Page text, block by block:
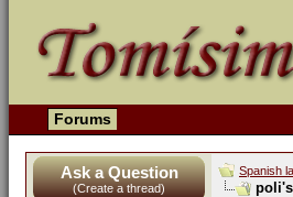
Forums
Ask a Question
(Create a thread)
Spanish